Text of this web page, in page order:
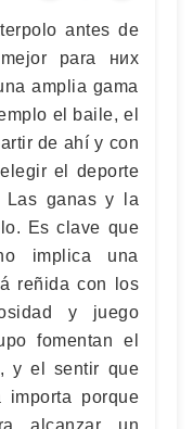
antes de
para них
amplia gama
el baile, el
de ahí y con
el deporte
Las ganas y la
Es clave que
implica una
reñida con los
y juego
fomentan el
y el sentir que
porque
alcanzar un